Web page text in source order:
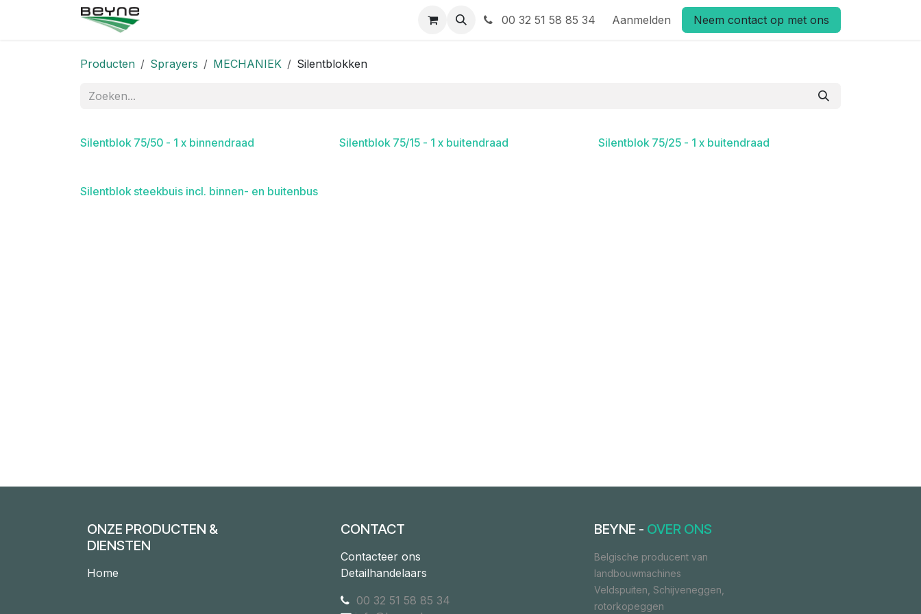
Overslaan naar inhoud
00 32 51 58 85 34 Aanmelden Neem contact op met ons
Producten Sprayers MECHANIEK Silentblokken
Silentblok 75/50 - 1 x binnendraad Silentblok 75/15 - 1 x buitendraad Silentblok 75/25 - 1 x buitendraad
Silentblok steekbuis incl. binnen- en buitenbus
ONZE PRODUCTEN &
DIENSTEN
Home
BEYNE - OVER ONS
Belgische producent van
landbouwmachines
Veldspuiten, Schijveneggen,
rotorkopeggen
CONTACT
Contacteer ons
Detailhandelaars
00 32 51 58 85 34